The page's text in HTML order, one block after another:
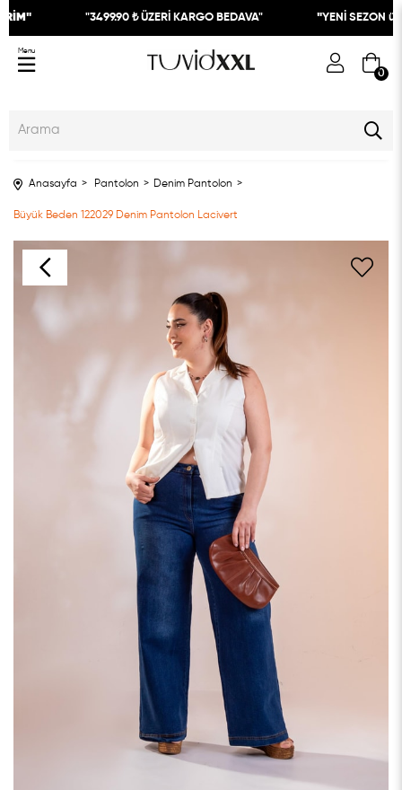
"3499.90 ₺ ÜZERİ KARGO BEDAVA" "YENİ SEZON
0
Menu
Anasayfa Pantolon Denim Pantolon
Büyük Beden 122029 Denim Pantolon Lacivert